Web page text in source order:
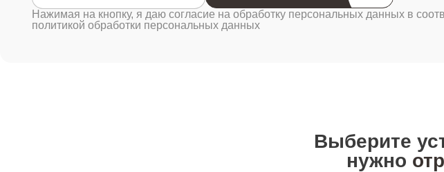
Нажимая на кнопку, я даю согласие на обработку персональных данных в
политикой обработки персональных данных
Выберите
нужно